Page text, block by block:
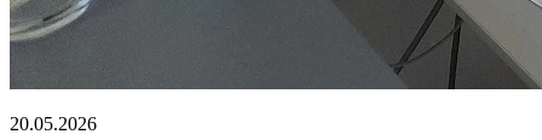
20.05.2026